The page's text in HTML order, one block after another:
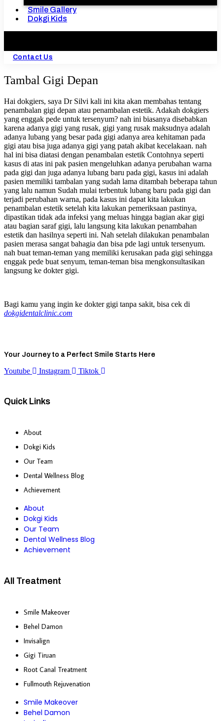
Smile Gallery
Dokgi Kids
Contact Us
Tambal Gigi Depan
Hai dokgiers, saya Dr Silvi kali ini kita akan membahas tentang
penambalan gigi depan atau penambalan estetik. Adakah dokgiers
yang enggak pede untuk tersenyum? nah ini biasanya disebabkan
karena adanya gigi yang rusak, gigi yang rusak maksudnya adalah
adanya lubang yang besar pada gigi adanya area kehitaman pada
gigi atau bisa juga adanya gigi yang patah akibat kecelakaan. nah
hal ini bisa diatasi dengan penambalan estetik Contohnya seperti
kasus di atas ini pak pasien mengeluhkan adanya perubahan warna
pada gigi dan juga adanya lubang baru pada gigi, kasus ini adalah
pasien memiliki tambalan yang sudah lama ditambah beberapa tahun
yang lalu namun Sudah mulai terbentuk lubang baru pada gigi dan
terjadi perubahan warna, pada kasus ini dapat kita lakukan
penambalan estetik setelah kita lakukan pemeriksaan pastinya,
dipastikan tidak ada infeksi yang meluas hingga bagian akar gigi
atau bagian saraf gigi, lalu langsung kita lakukan penambahan
estetik dan hasilnya seperti ini. Nah setelah dilakukan penambalan
pasien merasa sangat bahagia dan bisa pde lagi untuk tersenyum.
nah buat teman-teman yang memiliki kerusakan pada gigi sehingga
enggak pede buat senyum, teman-teman bisa mengkonsultasikan
langsung ke dokter gigi.
Bagi kamu yang ingin ke dokter gigi tanpa sakit, bisa cek di
dokgidentalclinic.com
Your Journey to a Perfect Smile Starts Here
Youtube Instagram Tiktok
Quick Links
About
Dokgi Kids
Our Team
Dental Wellness Blog
Achievement
About
Dokgi Kids
Our Team
Dental Wellness Blog
Achievement
All Treatment
Smile Makeover
Behel Damon
Invisalign
Gigi Tiruan
Root Canal Treatment
Fullmouth Rejuvenation
Smile Makeover
Behel Damon